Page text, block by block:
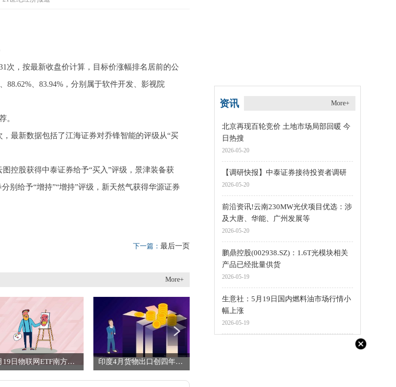
次，按最新收盘价计算，目标价涨幅排名居前的公
88.62%、83.94%，分别属于软件开发、影视院
。
最新数据包括了江海证券对乔锋智能的评级从“买
控股获得中泰证券给予“买入”评级，景津装备获
别给予“增持”“增持”评级，新天然气获得华源证券
下一篇： 最后一页
More+
5月19日物联网ETF南方基金份额增加100万份，重仓股中际旭创、立讯精密、兆易创新 每日短讯 印度4月货物出口创四年新高但贸易逆差扩大-今日聚焦
资讯 More+
北京再现百轮竞价 土地市场局部回暖 今
日热搜
2026-05-20
【调研快报】中泰证券接待投资者调研
2026-05-20
前沿资讯!云南230MW光伏项目优选：涉
及大唐、华能、广州发展等
2026-05-20
鹏鼎控股(002938.SZ)：1.6T光模块相关
产品已经批量供货
2026-05-19
生意社：5月19日国内燃料油市场行情小
幅上涨
2026-05-19